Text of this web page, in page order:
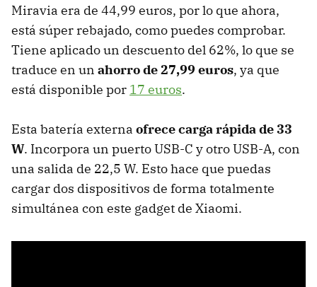
Miravia era de 44,99 euros, por lo que ahora,
está súper rebajado, como puedes comprobar.
Tiene aplicado un descuento del 62%, lo que se
traduce en un ahorro de 27,99 euros, ya que
está disponible por 17 euros.
Esta batería externa ofrece carga rápida de 33
W. Incorpora un puerto USB-C y otro USB-A, con
una salida de 22,5 W. Esto hace que puedas
cargar dos dispositivos de forma totalmente
simultánea con este gadget de Xiaomi.